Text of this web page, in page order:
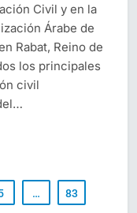
Civil y en la
Árabe de
Rabat, Reino de
los principales
civil
… 83